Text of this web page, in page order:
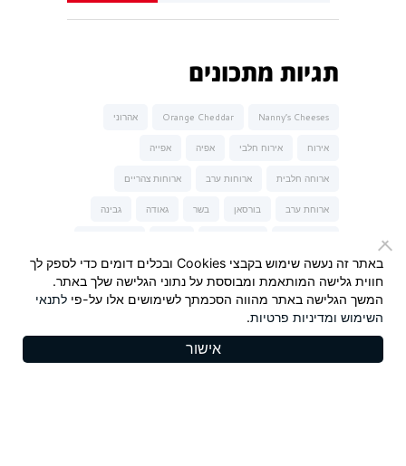
תגיות מתכונים
Nanny’s Cheeses
Orange Cheddar אהרוני
אירוח אירוח חלבי אפיה אפייה
ארוחה חלבית ארוחות ערב ארוחות צהריים
ארוחת ערב בורסאן בשר גאודה גבינה
גבינת טברנה גבינת עיזים הגבינות של נני
המבורגר חלבי חלומי חרדל חרדל Maille
מנה עיקרית מנות פתיחה וביניים מנצ'גו סלט
באתר זה נעשה שימוש בקבצי Cookies ובכלים דומים כדי לספק לך
חווית גלישה המותאמת ומבוססת על נתוני הגלישה שלך באתר.
המשך הגלישה באתר מהווה הסכמתך לשימושים אלו על-פי לתנאי
השימוש ומדיניות פרטיות.
אישור